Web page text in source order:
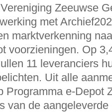
Zeeuwse
met
marktverkenning
voorzieningen. Op
11 leveranciers
Uit alle
Programma e-Depot
van de aangeleverde